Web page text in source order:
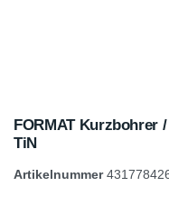
FORMAT Kurzbohrer
TiN
Artikelnummer